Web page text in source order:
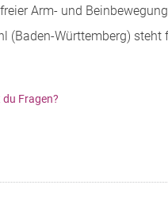
Arm- und Beinbewegung
(Baden-Württemberg) steht
du Fragen?